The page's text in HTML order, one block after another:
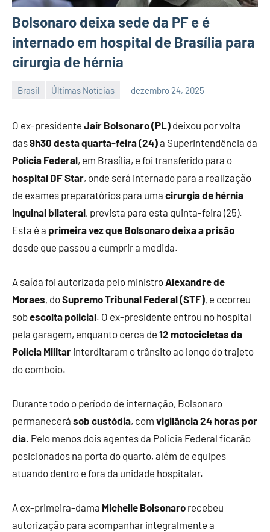
Bolsonaro deixa sede da PF e é
internado em hospital de Brasília para
cirurgia de hérnia
Brasil Últimas Notícias dezembro 24, 2025
O ex-presidente Jair Bolsonaro (PL) deixou por volta
das9h30 desta quarta-feira (24)a Superintendência da
Polícia Federal, em Brasília, e foi transferido para o
hospital DF Star, onde será internado para a realização
de exames preparatórios para uma cirurgia de hérnia
inguinal bilateral, prevista para esta quinta-feira (25).
Esta é a primeira vez que Bolsonaro deixa a prisão
desde que passou a cumprir a medida.
A saída foi autorizada pelo ministroAlexandre de
Moraes, doSupremo Tribunal Federal (STF), e ocorreu
sobescolta policial. O ex-presidente entrou no hospital
pela garagem, enquanto cerca de 12 motocicletas da
Polícia Militar interditaram o trânsito ao longo do trajeto
do comboio.
Durante todo o período de internação, Bolsonaro
permanecerá sob custódia, com vigilância 24 horas por
dia. Pelo menos dois agentes da Polícia Federal ficarão
posicionados na porta do quarto, além de equipes
atuando dentro e fora da unidade hospitalar.
A ex-primeira-dama Michelle Bolsonaro recebeu
autorização para acompanhar integralmente a